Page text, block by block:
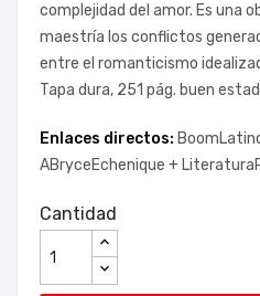
complejidad del amor. Es una
maestría los conflictos
entre el romanticismo
Tapa dura, 251 pág. buen
Enlaces directos:
ABryceEchenique +
Cantidad